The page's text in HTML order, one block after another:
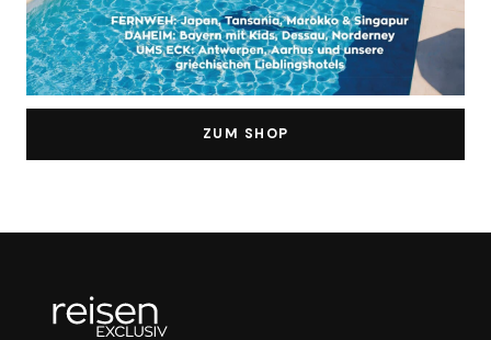
ZUM SHOP